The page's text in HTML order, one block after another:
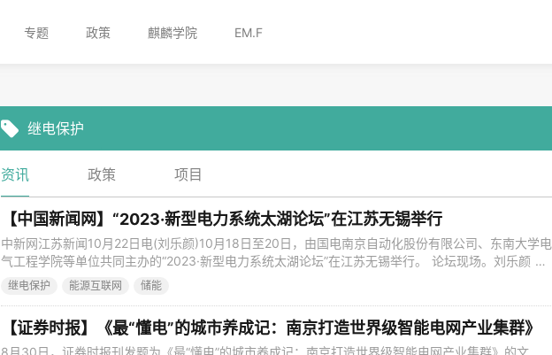
专题 政策 麒麟学院 EM.F
继电保护
资讯 政策 项目
【中国新闻网】“2023·新型电力系统太湖论坛”在江苏无锡举行
中新网江苏新闻10月22日电(刘乐颜)10月18日至20日，由国电南京自动化股份有限公司、东南大学电
气工程学院等单位共同主办的“2023·新型电力系统太湖论坛”在江苏无锡举行。 论坛现场。刘乐颜 摄
本次论坛围绕“探索绿色智慧能源未来，助力新型电力系统构建”主题，聚焦新形势下能源及电气工程
继电保护 能源互联网 储能
【证券时报】《最“懂电”的城市养成记：南京打造世界级智能电网产业集群》
8月30日，证券时报刊发题为《最“懂电”的城市养成记：南京打造世界级智能电网产业集群》的文